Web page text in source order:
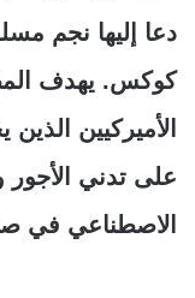
دعا إليها نجم
كوكس. يهدف
الأميركيين
على تدني الأجور
الاصطناعي في